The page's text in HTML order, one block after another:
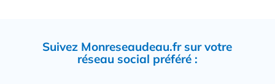
Suivez Monreseaudeau.fr sur votre
réseau social préféré :